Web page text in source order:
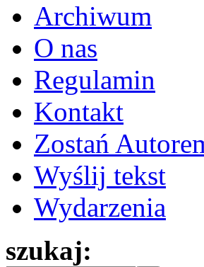
Archiwum
O nas
Regulamin
Kontakt
Zostań
Wyślij tekst
Wydarzenia
szukaj: